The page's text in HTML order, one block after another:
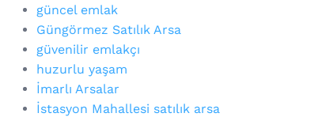
güncel emlak
Güngörmez Satılık Arsa
güvenilir emlakçı
huzurlu yaşam
İmarlı Arsalar
İstasyon Mahallesi satılık arsa